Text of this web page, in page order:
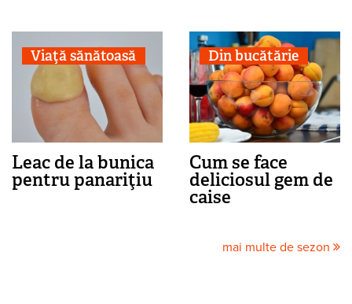
Viaţă sănătoasă
Leac de la bunica
pentru panariţiu
Din bucătărie
Cum se face
deliciosul gem de
caise
mai multe de sezon